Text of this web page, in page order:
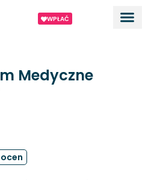
WPŁAĆ
Medyczne